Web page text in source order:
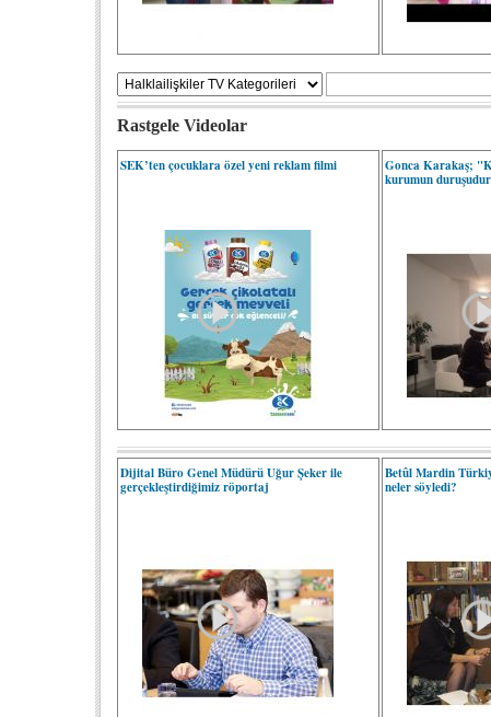
Rastgele Videolar
SEK’ten çocuklara özel yeni reklam filmi
Gonca Karakaş;
kurumun
Dijital Büro Genel Müdürü Uğur Şeker ile
gerçekleştirdiğimiz röportaj
Betûl Mardin
neler söyledi?